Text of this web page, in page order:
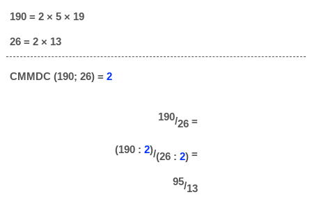
190 = 2 × 5 × 19
26 = 2 × 13
CMMDC (190; 26) = 2
190/26=
(190 : 2)/(26 : 2)=
95/13